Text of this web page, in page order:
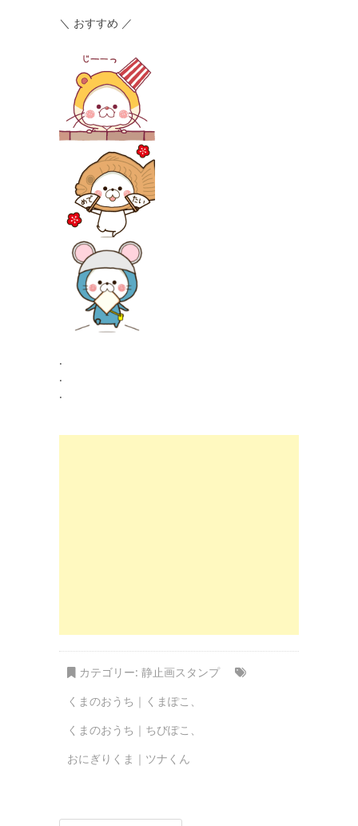
＼ おすすめ ／
.
.
.
カテゴリー: 静止画スタンプ
くまのおうち｜くまぽこ 、
くまのおうち｜ちびぽこ 、
おにぎりくま｜ツナくん